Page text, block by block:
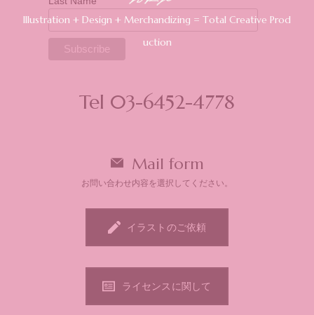
Tel 03-6452-4778
Mail form
お問い合わせ内容を選択してください。
イラストのご依頼
ライセンスに関して